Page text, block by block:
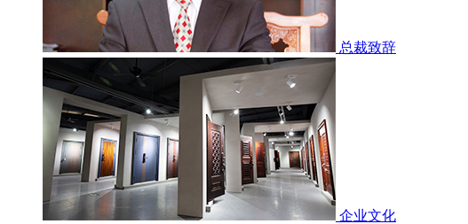
总裁致辞
企业文化